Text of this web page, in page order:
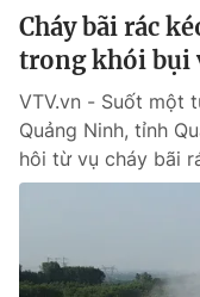
Cháy bãi rác
trong khói bụi
VTV.vn - Suốt một
Quảng Ninh, tỉnh
hôi từ vụ cháy bãi